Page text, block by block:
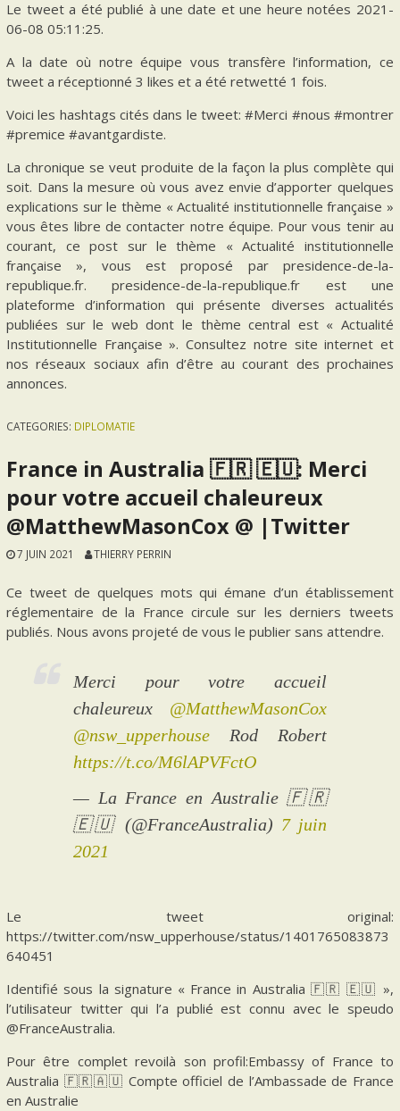
Le tweet a été publié à une date et une heure notées 2021-
06-08 05:11:25.
A la date où notre équipe vous transfère l’information, ce
tweet a réceptionné 3 likes et a été retwetté 1 fois.
Voici les hashtags cités dans le tweet: #Merci #nous #montrer
#premice #avantgardiste.
La chronique se veut produite de la façon la plus complète qui
soit. Dans la mesure où vous avez envie d’apporter quelques
explications sur le thème « Actualité institutionnelle française »
vous êtes libre de contacter notre équipe. Pour vous tenir au
courant, ce post sur le thème « Actualité institutionnelle
française », vous est proposé par presidence-de-la-
republique.fr. presidence-de-la-republique.fr est une
plateforme d’information qui présente diverses actualités
publiées sur le web dont le thème central est « Actualité
Institutionnelle Française ». Consultez notre site internet et
nos réseaux sociaux afin d’être au courant des prochaines
annonces.
CATEGORIES: DIPLOMATIE
France in Australia 🇫🇷 🇪🇺: Merci
pour votre accueil chaleureux
@MatthewMasonCox @ |Twitter
7 JUIN 2021 THIERRY PERRIN
Ce tweet de quelques mots qui émane d’un établissement
réglementaire de la France circule sur les derniers tweets
publiés. Nous avons projeté de vous le publier sans attendre.
Merci pour votre accueil
chaleureux @MatthewMasonCox
@nsw_upperhouse Rod Robert
https://t.co/M6lAPVFctO
— La France en Australie 🇫🇷
🇪🇺 (@FranceAustralia) 7 juin
2021
Le tweet original:
https://twitter.com/nsw_upperhouse/status/1401765083873
640451
Identifié sous la signature « France in Australia 🇫🇷 🇪🇺 »,
l’utilisateur twitter qui l’a publié est connu avec le speudo
@FranceAustralia.
Pour être complet revoilà son profil:Embassy of France to
Australia 🇫🇷🇦🇺 Compte officiel de l’Ambassade de France
en Australie